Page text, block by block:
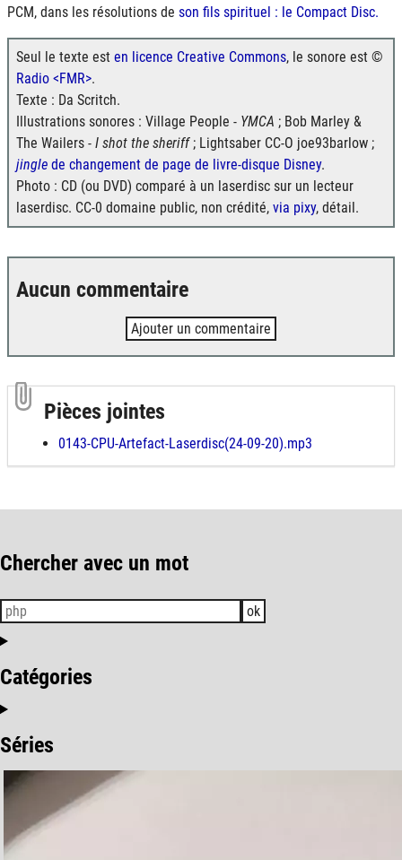
PCM, dans les résolutions de son fils spirituel : le Compact Disc.
Seul le texte est en licence Creative Commons, le sonore est ©
Radio <FMR>.
Texte : Da Scritch.
Illustrations sonores : Village People - YMCA ; Bob Marley &
The Wailers - I shot the sheriff; Lightsaber CC-O joe93barlow ;
jingle de changement de page de livre-disque Disney.
Photo : CD (ou DVD) comparé à un laserdisc sur un lecteur
laserdisc. CC-0 domaine public, non crédité, via pixy, détail.
Aucun commentaire
Ajouter un commentaire
Pièces jointes
0143-CPU-Artefact-Laserdisc(24-09-20).mp3
Chercher avec un mot
ok
Catégories
Séries